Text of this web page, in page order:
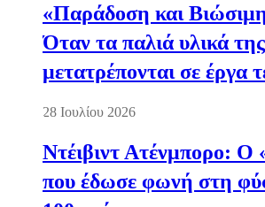
«Παράδοση και
Όταν τα παλιά υλικά
μετατρέπονται σε έργα
28 Ιουλίου 2026
Ντέιβιντ Ατένμπορο: Ο
που έδωσε φωνή στη